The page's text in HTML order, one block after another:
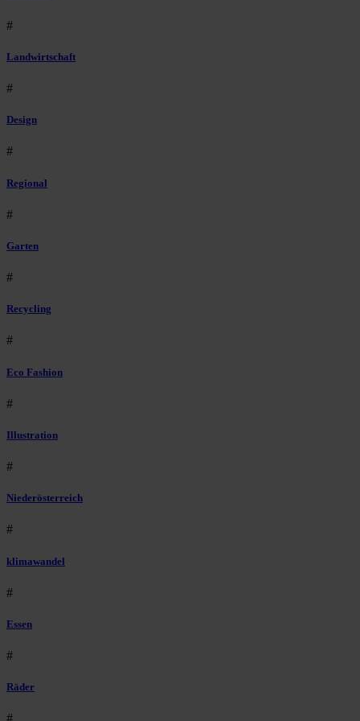
#
Landwirtschaft
#
Design
#
Regional
#
Garten
#
Recycling
#
Eco Fashion
#
Illustration
#
Niederösterreich
#
klimawandel
#
Essen
#
Räder